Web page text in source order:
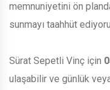
memnuniyetini ön
sunmayı taahhüt
Sürat Sepetli Vinç için
ulaşabilir ve günlük